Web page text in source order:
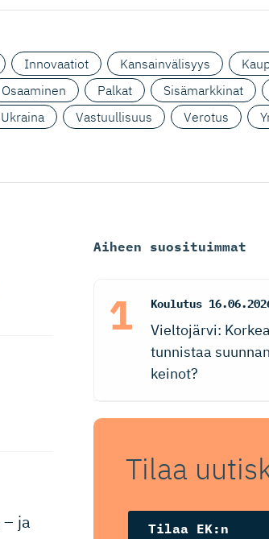
Innovaatiot Kansainvälisyys
Osaaminen Palkat Sisämarkkinat
Ukraina Vastuullisuus Verotus
– ja
Aiheen suosituimmat
Koulutus
Vieltojärvi:
tunnistaa
keinot?
Tilaa
Tilaa EK:n